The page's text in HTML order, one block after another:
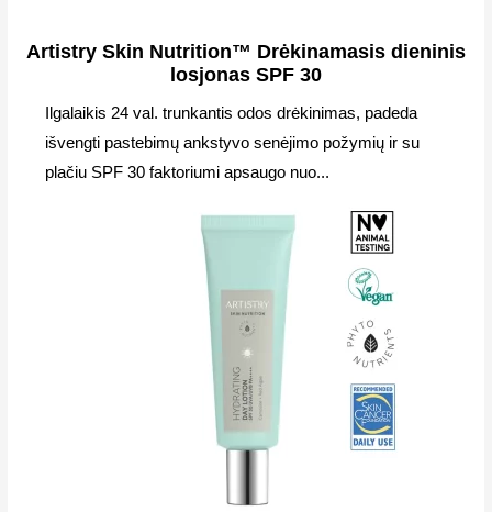
Artistry Skin Nutrition™ Drėkinamasis dieninis
losjonas SPF 30
Ilgalaikis 24 val. trunkantis odos drėkinimas, padeda
išvengti pastebimų ankstyvo senėjimo požymių ir su
plačiu SPF 30 faktoriumi apsaugo nuo...